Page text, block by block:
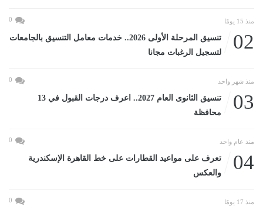
منذ 15 يومًا 0
02
تنسيق المرحلة الأولى 2026.. خدمات معامل التنسيق بالجامعات
لتسجيل الرغبات مجانا
منذ شهر واحد 0
03
تنسيق الثانوى العام 2027.. اعرف درجات القبول في 13
محافظة
منذ عام واحد 0
04
تعرف على مواعيد القطارات على خط القاهرة الإسكندرية
والعكس
منذ 17 يومًا 0